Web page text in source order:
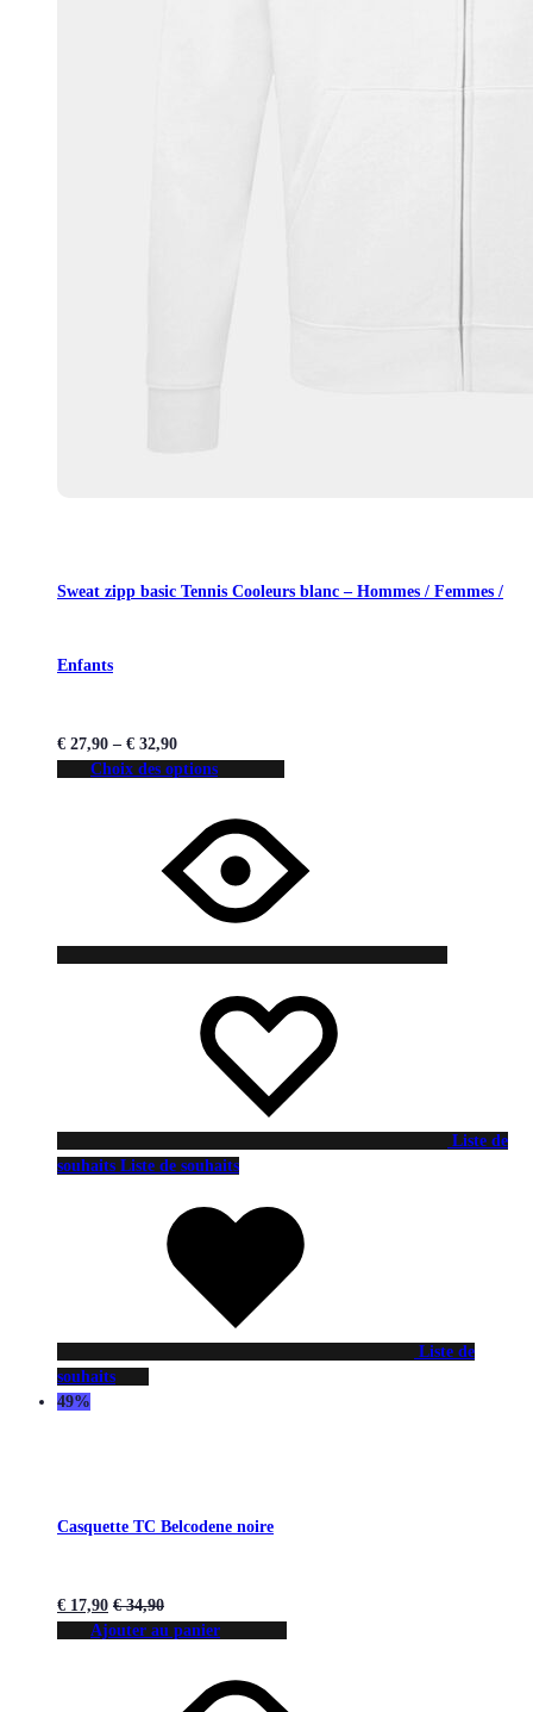
Sweat zipp basic Tennis Cooleurs blanc – Hommes / Femmes /
Enfants
€ 27,90 – € 32,90
Choix des options
Liste de
souhaits Liste de souhaits
Liste de
souhaits
49%
Casquette TC Belcodene noire
€ 17,90 €34,90
Ajouter au panier